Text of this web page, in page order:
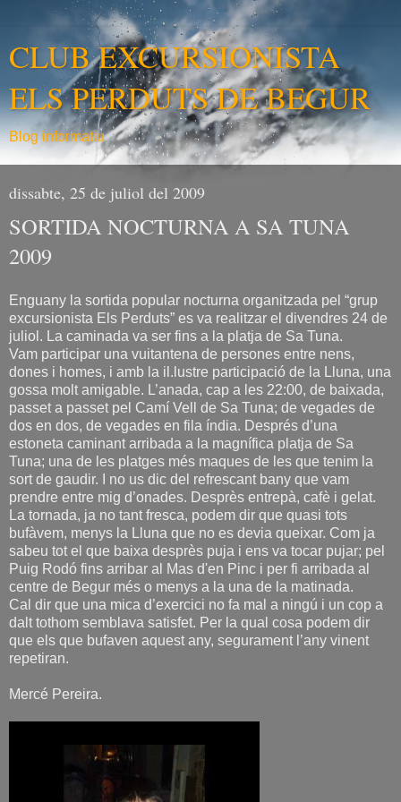
CLUB EXCURSIONISTA
ELS PERDUTS DE BEGUR
Blog informatiu
dissabte, 25 de juliol del 2009
SORTIDA NOCTURNA A SA TUNA
2009
Enguany la sortida popular nocturna organitzada pel “grup
excursionista Els Perduts” es va realitzar el divendres 24 de
juliol. La caminada va ser fins a la platja de Sa Tuna.
Vam participar una vuitantena de persones entre nens,
dones i homes, i amb la il.lustre participació de la Lluna, una
gossa molt amigable. L’anada, cap a les 22:00, de baixada,
passet a passet pel Camí Vell de Sa Tuna; de vegades de
dos en dos, de vegades en fila índia. Després d’una
estoneta caminant arribada a la magnífica platja de Sa
Tuna; una de les platges més maques de les que tenim la
sort de gaudir. I no us dic del refrescant bany que vam
prendre entre mig d’onades. Desprès entrepà, cafè i gelat.
La tornada, ja no tant fresca, podem dir que quasi tots
bufàvem, menys la Lluna que no es devia queixar. Com ja
sabeu tot el que baixa desprès puja i ens va tocar pujar; pel
Puig Rodó fins arribar al Mas d'en Pinc i per fi arribada al
centre de Begur més o menys a la una de la matinada.
Cal dir que una mica d’exercici no fa mal a ningú i un cop a
dalt tothom semblava satisfet. Per la qual cosa podem dir
que els que bufaven aquest any, segurament l’any vinent
repetiran.
Mercé Pereira.